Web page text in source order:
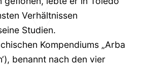
Verhältnissen
Studien.
Kompendiums „Arba
benannt nach den vier